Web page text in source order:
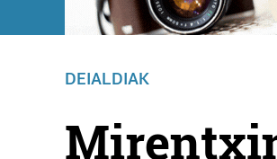
DEIALDIAK